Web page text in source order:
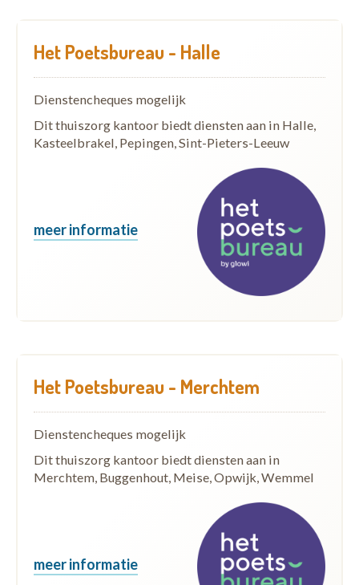
Het Poetsbureau - Halle
Dienstencheques mogelijk
Dit thuiszorg kantoor biedt diensten aan in Halle,
Kasteelbrakel, Pepingen, Sint-Pieters-Leeuw
meer informatie
Het Poetsbureau - Merchtem
Dienstencheques mogelijk
Dit thuiszorg kantoor biedt diensten aan in
Merchtem, Buggenhout, Meise, Opwijk, Wemmel
meer informatie